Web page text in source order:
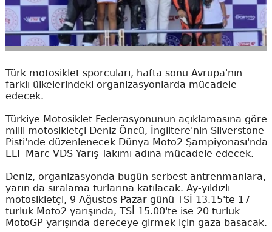
Türk motosiklet sporcuları, hafta sonu Avrupa'nın
farklı ülkelerindeki organizasyonlarda mücadele
edecek.
Türkiye Motosiklet Federasyonunun açıklamasına göre
milli motosikletçi Deniz Öncü, İngiltere'nin Silverstone
Pisti'nde düzenlenecek Dünya Moto2 Şampiyonası'nda
ELF Marc VDS Yarış Takımı adına mücadele edecek.
Deniz, organizasyonda bugün serbest antrenmanlara,
yarın da sıralama turlarına katılacak. Ay-yıldızlı
motosikletçi, 9 Ağustos Pazar günü TSİ 13.15'te 17
turluk Moto2 yarışında, TSİ 15.00'te ise 20 turluk
MotoGP yarışında dereceye girmek için gaza basacak.